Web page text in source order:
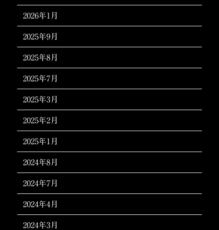
2026年1月
2025年9月
2025年8月
2025年7月
2025年3月
2025年2月
2025年1月
2024年8月
2024年7月
2024年4月
2024年3月